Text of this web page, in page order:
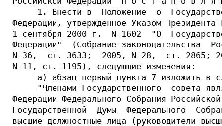
1. Внести в  Положение  о
Федерации, утвержденное Указом
1 сентября 2000 г.  N 1602  "О
Федерации"  (Собрание законодательства
N 36,  ст. 3633;  2005, N 28,  ст. 2865;
N 11, ст. 1195), следующие изменения:
а) абзац первый пункта 7 изложить в
"Членами Государственного  совета
Федерации Федерального Собрания
Государственной  Думы  Федерального
высшие должностные лица (руководители